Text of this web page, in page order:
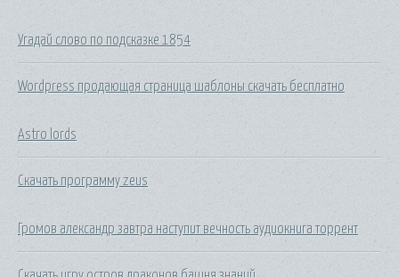
Угадай слово по подсказке 1854
Wordpress продающая страница шаблоны скачать бесплатно
Astro lords
Скачать программу zeus
Громов александр завтра наступит вечность аудиокнига торрент